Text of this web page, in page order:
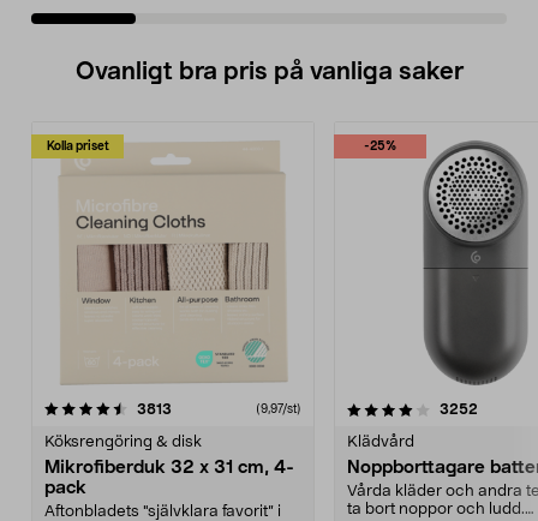
Ovanligt bra pris på vanliga saker
Kolla priset
3813 (9,97/st)
Köksrengöring & disk
Mikrofiberduk 32 x 31 cm, 4-
pack
Aftonbladets "självklara favorit” i
-25%
4.0av 5 stjärnor 3252
Klädvård
Noppborttagare
Vårda kläder och andra
ta bort noppor och ludd.
4.5av 5 stjärnor